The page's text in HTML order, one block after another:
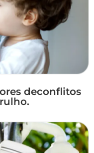
deconflitos